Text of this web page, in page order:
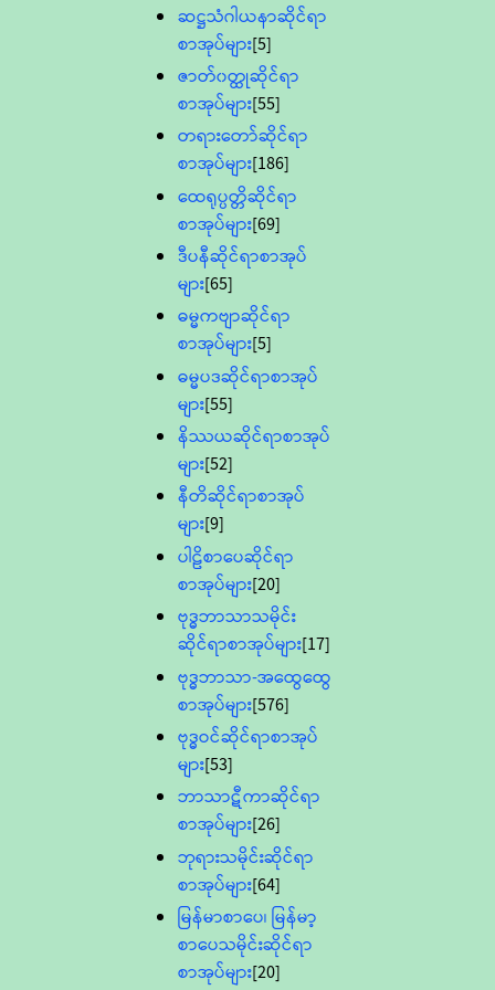
ဆဋ္ဌသံဂါယနာဆိုင်ရာ
စာအုပ်များ[5]
ဇာတ်၀တ္ထုဆိုင်ရာ
စာအုပ်များ[55]
တရားတော်ဆိုင်ရာ
စာအုပ်များ[186]
ထေရုပ္ပတ္တိဆိုင်ရာ
စာအုပ်များ[69]
ဒီပနီဆိုင်ရာစာအုပ်
များ[65]
ဓမ္မကဗျာဆိုင်ရာ
စာအုပ်များ[5]
ဓမ္မပဒဆိုင်ရာစာအုပ်
များ[55]
နိဿယဆိုင်ရာစာအုပ်
များ[52]
နီတိဆိုင်ရာစာအုပ်
များ[9]
ပါဠိစာပေဆိုင်ရာ
စာအုပ်များ[20]
ဗုဒ္ဓဘာသာသမိုင်း
ဆိုင်ရာစာအုပ်များ[17]
ဗုဒ္ဓဘာသာ-အထွေထွေ
စာအုပ်များ[576]
ဗုဒ္ဓဝင်ဆိုင်ရာစာအုပ်
များ[53]
ဘာသာဋီကာဆိုင်ရာ
စာအုပ်များ[26]
ဘုရားသမိုင်းဆိုင်ရာ
စာအုပ်များ[64]
မြန်မာစာပေ၊ မြန်မာ့
စာပေသမိုင်းဆိုင်ရာ
စာအုပ်များ[20]